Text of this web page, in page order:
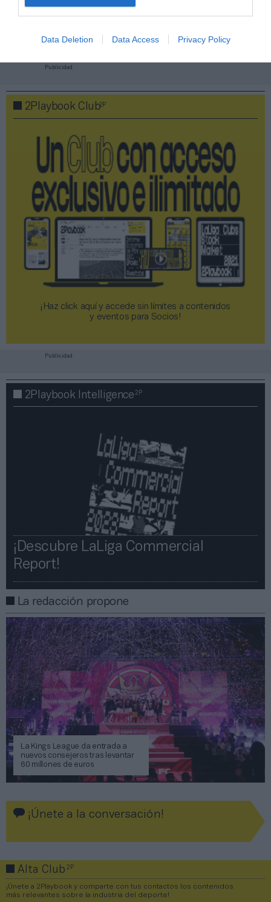
Data Deletion Data Access Privacy Policy
Kosmos Global Holding
Publicidad
2Playbook Club2P
¡Haz click aquí y accede sin límites a contenidos
y eventos para Socios!​​​​​​​
Publicidad
2Playbook Intelligence2P
¡Descubre LaLiga Commercial
Report!​​
La redacción propone
La Kings League da entrada a
nuevos consejeros tras levantar
60 millones de euros
¡Únete a la conversación!
Alta Club2P
¡Únete a 2Playbook y comparte con tus contactos los contenidos
más relevantes sobre la industria del deporte!